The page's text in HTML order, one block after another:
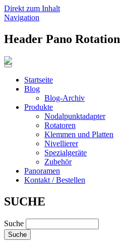
Direkt zum Inhalt
Navigation
Header Pano Rotation
Startseite
Blog
Blog-Archiv
Produkte
Nodalpunktadapter
Rotatoren
Klemmen und Platten
Nivellierer
Spezialgeräte
Zubehör
Panoramen
Kontakt / Bestellen
SUCHE
Suche